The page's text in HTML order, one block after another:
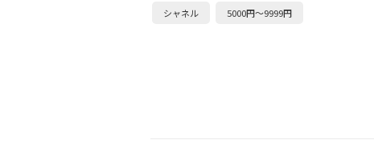
シャネル 5000円～9999円